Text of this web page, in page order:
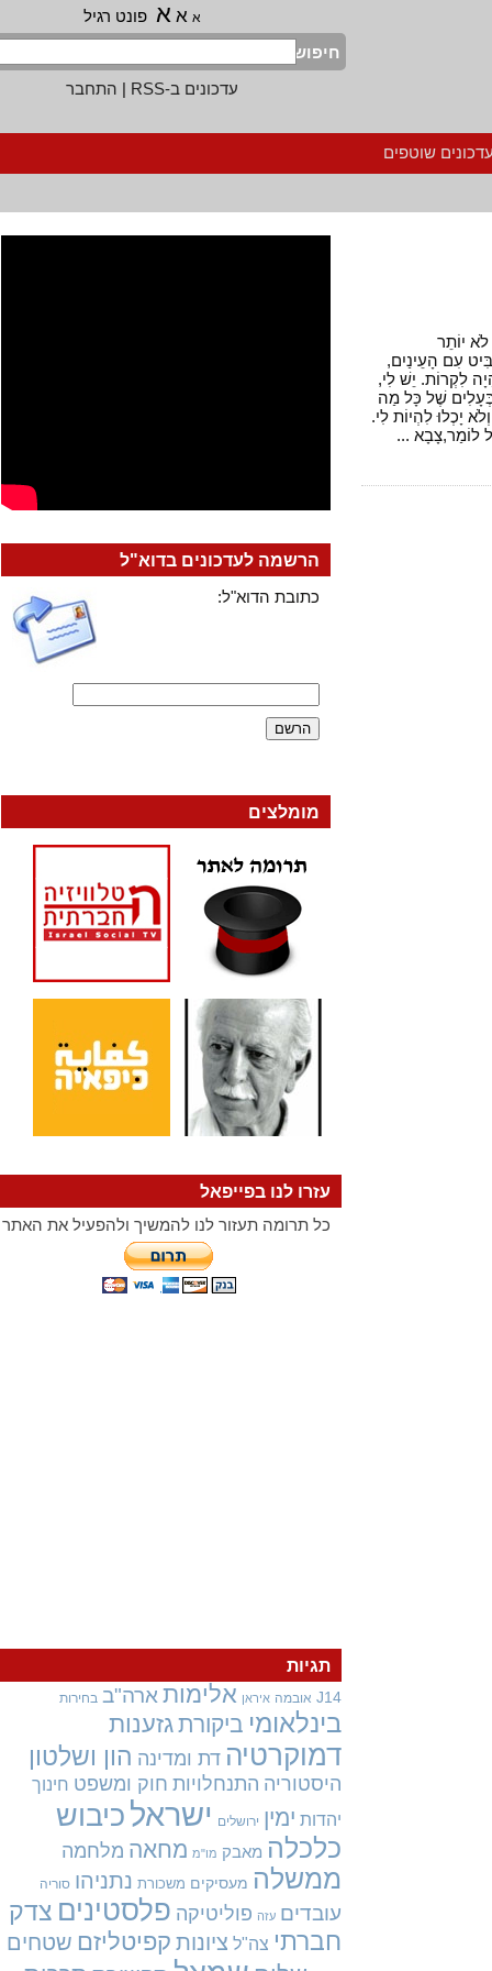
א א פונט רגיל
חיפוש
עדכונים ב-RSS
|התחבר
שוטפים
הָעֵינַיִם,
יֵשׁ לִי,
שֶׁל כָּל מַה
לִהְיוֹת לִי.
...
הרשמה לעדכונים בדוא"ל
כתובת הדוא"ל:
מומלצים
עזרו לנו בפייפאל
כל תרומה תעזור לנו להמשיך ולהפעיל את האתר
תגיות
J14 אובמה איראן אלימות ארה"ב בחירות
בינלאומיביקורתגזענות
דמוקרטיה דת ומדינההון ושלטון
היסטוריה התנחלויות חוק ומשפט חינוך
יהדות ימין ירושלים ישראלכיבוש
כלכלה מאבק מו"מ מחאהמלחמה
ממשלה מעסיקים משכורת נתניהו סוריה
עובדים עזה פוליטיקה פלסטיניםצדק
חברתי צה"ל ציונותקפיטליזםשטחים